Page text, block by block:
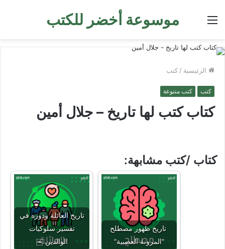
موسوعة أخضر للكتب القائمة
الرئيسية / كتب
كتب كتب متنوعة
كتاب كتب لها تاريخ – جلال أمين
كتاب /كتب مشابهة:
تاريخ العائلة ودوره في
تفسير سلوكيات
الوالدين ￼
تاريخ ظهور مصطلح
"المرونة العصبية"